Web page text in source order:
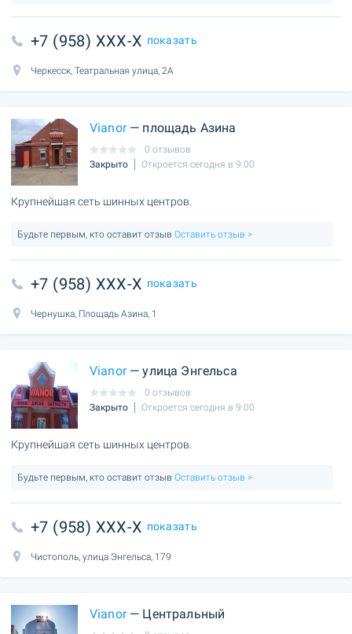
+7 (958) XXX-X показать
Черкесск, Театральная улица, 2А
Vianor— площадь Азина
0 отзывов
Закрыто
Откроется сегодня в 9:00
Крупнейшая сеть шинных центров.
Будьте первым, кто оставит отзыв Оставить отзыв >
+7 (958) XXX-X показать
Чернушка, Площадь Азина, 1
Vianor— улица Энгельса
0 отзывов
Закрыто
Откроется сегодня в 9:00
Крупнейшая сеть шинных центров.
Будьте первым, кто оставит отзыв Оставить отзыв >
+7 (958) XXX-X показать
Чистополь, улица Энгельса, 179
Vianor— Центральный